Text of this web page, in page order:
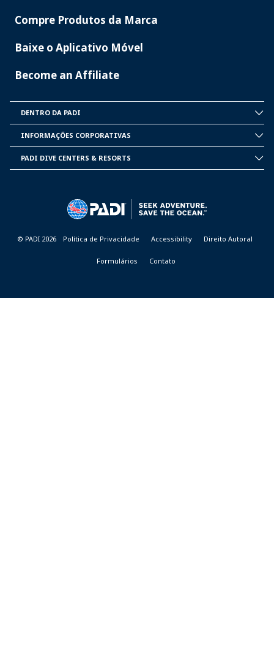
Compre Produtos da Marca
Baixe o Aplicativo Móvel
Become an Affiliate
PADI
DENTRO DA PADI
INFORMATION
INFORMAÇÕES CORPORATIVAS
PADI DIVE CENTERS & RESORTS
© PADI 2026 Política de Privacidade Accessibility Direito Autoral
Formulários Contato